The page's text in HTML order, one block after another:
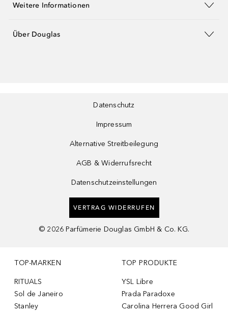
Weitere Informationen
Über Douglas
Datenschutz
Impressum
Alternative Streitbeilegung
AGB & Widerrufsrecht
Datenschutzeinstellungen
VERTRAG WIDERRUFEN
© 2026 Parfümerie Douglas GmbH & Co. KG.
TOP-MARKEN
RITUALS
Sol de Janeiro
Stanley
TOP PRODUKTE
YSL Libre
Prada Paradoxe
Carolina Herrera Good Girl